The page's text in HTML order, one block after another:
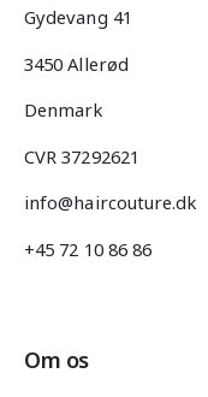
Gydevang 41
3450 Allerød
Denmark
CVR 37292621
info@haircouture.dk
+45 72 10 86 86
Om os